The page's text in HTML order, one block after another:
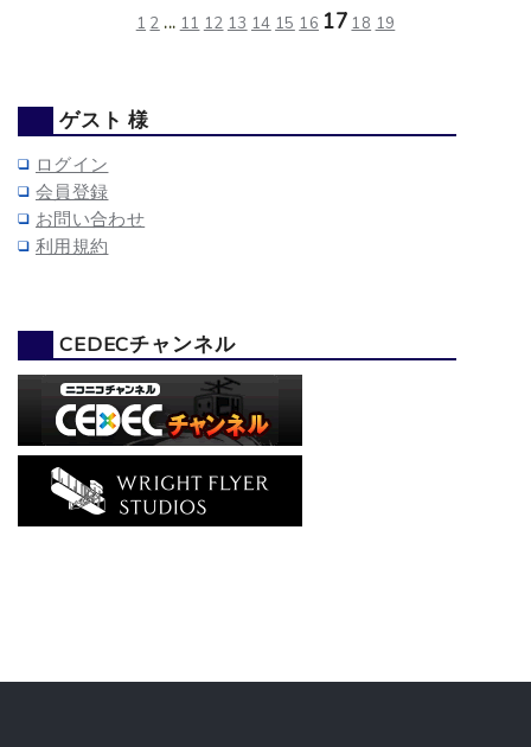
1 2 ... 11 12 13 14 15 16 17 18 19
ゲスト 様
ログイン
会員登録
お問い合わせ
利用規約
CEDECチャンネル